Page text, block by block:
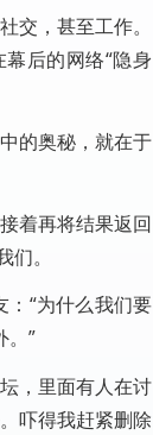
，甚至工作。
后的网络“隐身
的奥秘，就在于
着再将结果返回
。
“为什么我们要
。”
，里面有人在讨
吓得我赶紧删除